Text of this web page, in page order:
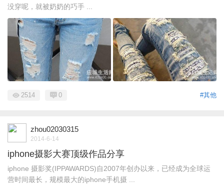
没穿呢，就被奶奶的巧手 ...
#其他
2514 0
zhou02030315
2014-6-14
iphone摄影大赛顶级作品分享
iphone 摄影奖(IPPAWARDS)自2007年创办以来，已经成为全球运
营时间最长，规模最大的iphone手机摄 ...